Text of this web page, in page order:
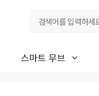
스마트 무브